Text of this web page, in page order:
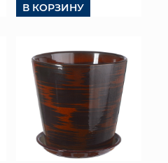
В КОРЗИНУ